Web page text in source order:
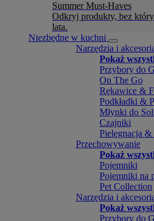
Summer Must-Haves
Odkryj produkty, bez
lata.
Niezbędne w kuchni
Narzędzia i
Pokaż
Przybory do
On The Go
Rękawice &
Podkładki &
Młynki do
Czajniki
Pielęgnacja
Przechowywanie
Pokaż
Pojemniki
Pojemniki na
Pet Collection
Narzędzia i
Pokaż
Przybory do